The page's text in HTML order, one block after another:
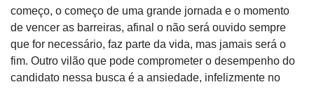
começo, o começo de uma grande jornada e o momento
de vencer as barreiras, afinal o não será ouvido sempre
que for necessário, faz parte da vida, mas jamais será o
fim. Outro vilão que pode comprometer o desempenho do
candidato nessa busca é a ansiedade, infelizmente no